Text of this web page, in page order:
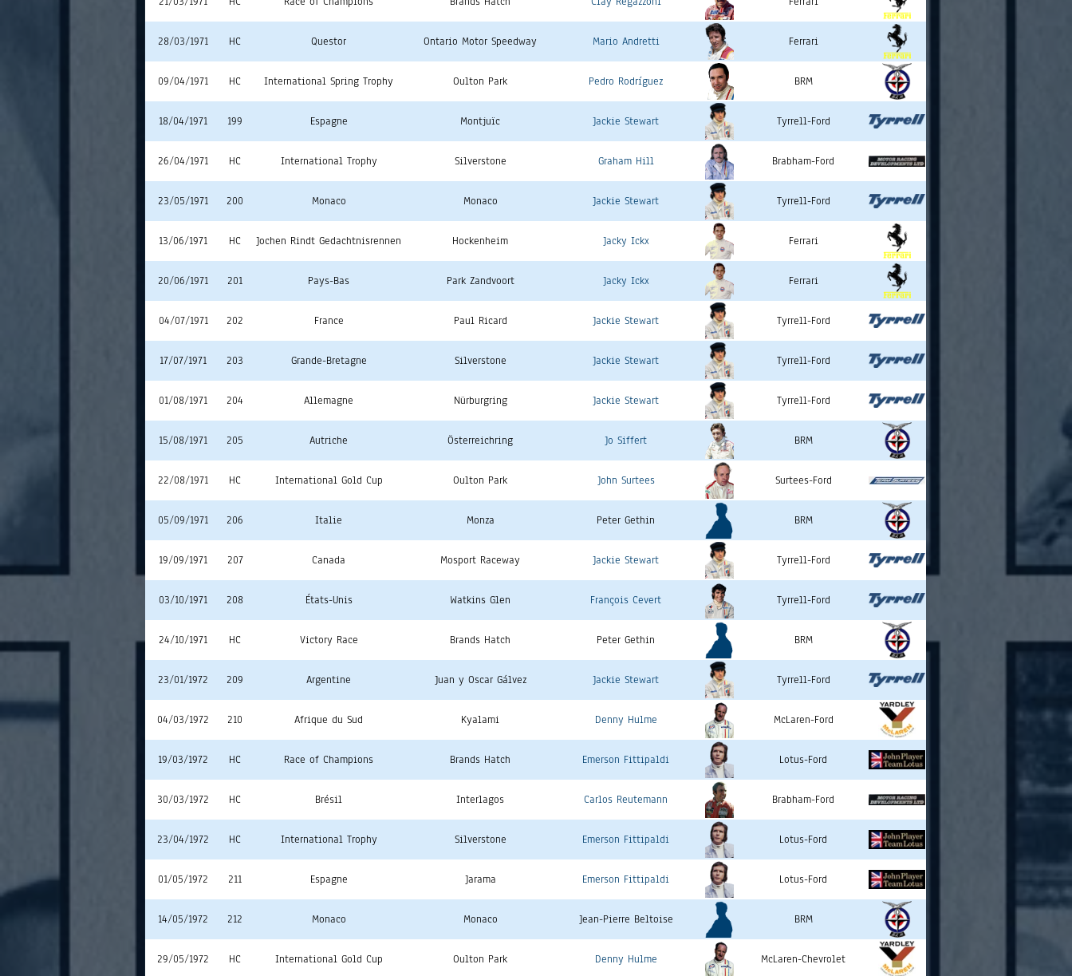
28/03/1971 HC Questor Ontario Motor Speedway Mario Andretti Ferrari
09/04/1971 HC International Spring Trophy Oulton Park Pedro Rodríguez BRM
18/04/1971 199 Espagne Montjuïc Jackie Stewart Tyrrell-Ford
26/04/1971 HC International Trophy Silverstone Graham Hill Brabham-Ford
23/05/1971 200 Monaco Monaco Jackie Stewart Tyrrell-Ford
13/06/1971 HC Jochen Rindt Gedachtnisrennen Hockenheim Jacky Ickx Ferrari
20/06/1971 201 Pays-Bas Park Zandvoort Jacky Ickx Ferrari
04/07/1971 202 France Paul Ricard Jackie Stewart Tyrrell-Ford
17/07/1971 203 Grande-Bretagne Silverstone Jackie Stewart Tyrrell-Ford
01/08/1971 204 Allemagne Nürburgring Jackie Stewart Tyrrell-Ford
15/08/1971 205 Autriche Österreichring Jo Siffert BRM
22/08/1971 HC International Gold Cup Oulton Park John Surtees Surtees-Ford
05/09/1971 206 Italie Monza Peter Gethin BRM
19/09/1971 207 Canada Mosport Raceway Jackie Stewart Tyrrell-Ford
03/10/1971 208 États-Unis Watkins Glen François Cevert Tyrrell-Ford
24/10/1971 HC Victory Race Brands Hatch Peter Gethin BRM
23/01/1972 209 Argentine Juan y Oscar Gálvez Jackie Stewart Tyrrell-Ford
04/03/1972 210 Afrique du Sud Kyalami Denny Hulme McLaren-Ford
19/03/1972 HC Race of Champions Brands Hatch Emerson Fittipaldi Lotus-Ford
30/03/1972 HC Brésil Interlagos Carlos Reutemann Brabham-Ford
23/04/1972 HC International Trophy Silverstone Emerson Fittipaldi Lotus-Ford
01/05/1972 211 Espagne Jarama Emerson Fittipaldi Lotus-Ford
14/05/1972 212 Monaco Monaco Jean-Pierre Beltoise BRM
29/05/1972 HC International Gold Cup Oulton Park Denny Hulme McLaren-Chevrolet